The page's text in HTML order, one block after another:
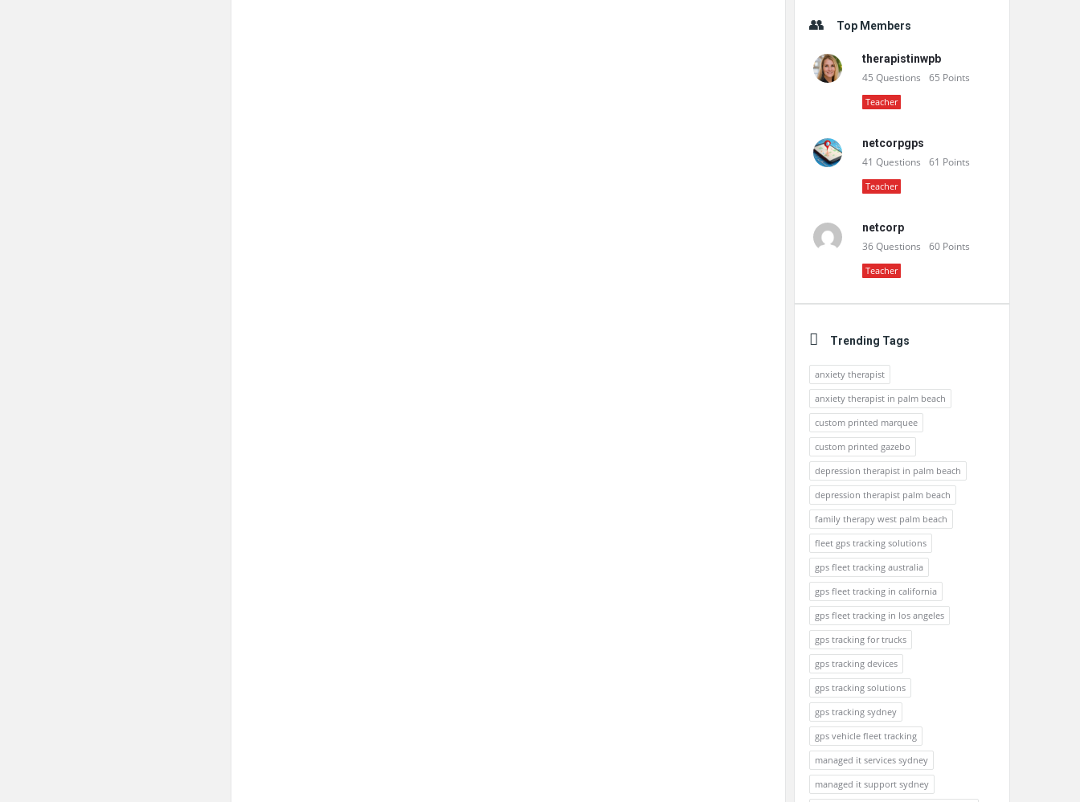
Top Members
therapistinwpb
45 Questions 65 Points
Teacher
netcorpgps
41 Questions 61 Points
Teacher
netcorp
36Questions 60 Points
Teacher
Trending Tags
anxiety therapist
anxiety therapist in palm beach
custom printed marquee
custom printed gazebo
depression therapist in palm beach
depression therapist palm beach
family therapy west palm beach
fleet gps tracking solutions
gps fleet tracking australia
gps fleet tracking in california
gps fleet tracking in los angeles
gps tracking for trucks
gps tracking devices
gps tracking solutions
gps tracking sydney
gps vehicle fleet tracking
managed it services sydney
managed it support sydney